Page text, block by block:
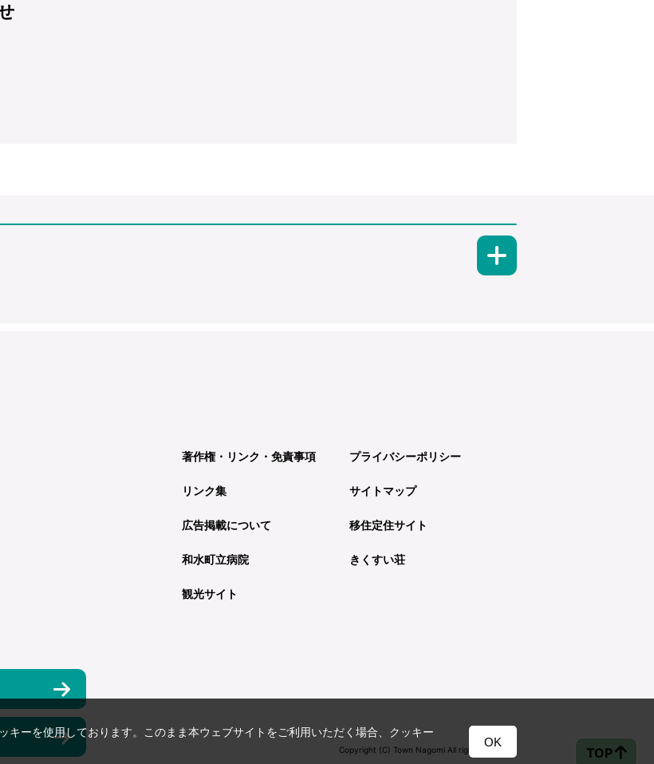
著作権・リンク・免責事項 プライバシーポリシー
リンク集 サイトマップ
広告掲載について 移住定住サイト
和水町立病院 きくすい荘
観光サイト
Copyright (C) Town Nagomi All rights reserved TOP
キーを使用しております。このまま本ウェブサイトをご利用いただく場合、クッキー
OK